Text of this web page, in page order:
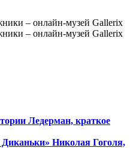
Ледерман, краткое
Диканьки» Николая Гоголя,